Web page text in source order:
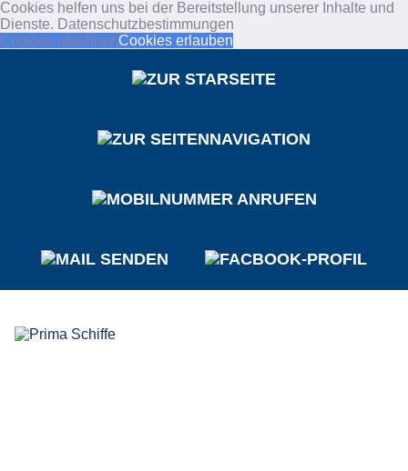
Cookies helfen uns bei der Bereitstellung unserer Inhalte und
Dienste. Datenschutzbestimmungen
Cookies ablehnenCookies erlauben